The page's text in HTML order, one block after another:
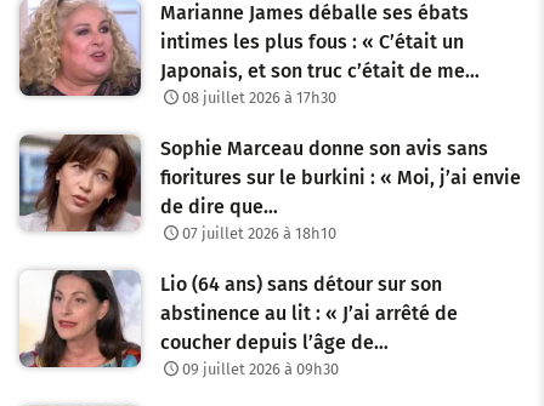
Marianne James déballe ses ébats
intimes les plus fous : « C’était un
Japonais, et son truc c’était de me…
08 juillet 2026 à 17h30
Sophie Marceau donne son avis sans
fioritures sur le burkini : « Moi, j’ai envie
de dire que…
07 juillet 2026 à 18h10
Lio (64 ans) sans détour sur son
abstinence au lit : « J’ai arrêté de
coucher depuis l’âge de…
09 juillet 2026 à 09h30